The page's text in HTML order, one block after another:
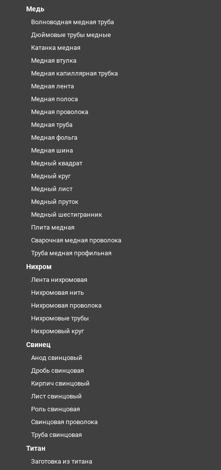
Медь
Волноводная медная труба
Дюймовые трубы медные
Катанка медная
Медная втулка
Медная капиллярная трубка
Медная лента
Медная полоса
Медная проволока
Медная труба
Медная фольга
Медная шина
Медный квадрат
Медный круг
Медный лист
Медный пруток
Медный шестигранник
Плита медная
Сварочная медная проволока
Труба медная профильная
Нихром
Лента нихромовая
Нихромовая нить
Нихромовая проволока
Нихромовые трубы
Нихромовый круг
Свинец
Анод свинцовый
Дробь свинцовая
Кирпич свинцовый
Лист свинцовый
Роль свинцовая
Свинцовая проволока
Труба свинцовая
Титан
Заготовка из титана